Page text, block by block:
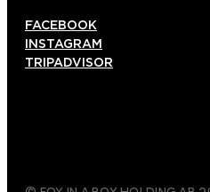
FACEBOOK
INSTAGRAM
TRIPADVISOR